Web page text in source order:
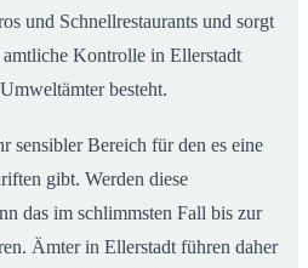
und Schnellrestaurants und sorgt
Kontrolle in Ellerstadt
besteht.
sensibler Bereich für den es eine
gibt. Werden diese
das im schlimmsten Fall bis zur
Ämter in Ellerstadt führen daher